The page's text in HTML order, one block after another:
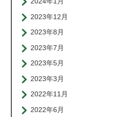
2023年12月
2023年8月
2023年7月
2023年5月
2023年3月
2022年11月
2022年6月